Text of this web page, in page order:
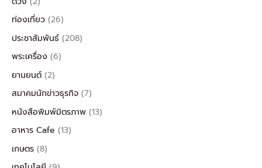
ท่องเที่ยว (26)
ประชาสัมพันธ์ (208)
พระเครื่อง (6)
ยานยนต์ (2)
สมาคมนักข่าวธุรกิจ (7)
หนังสือพิมพ์มิตรภาพ (13)
อาหาร Cafe (13)
เกษตร (8)